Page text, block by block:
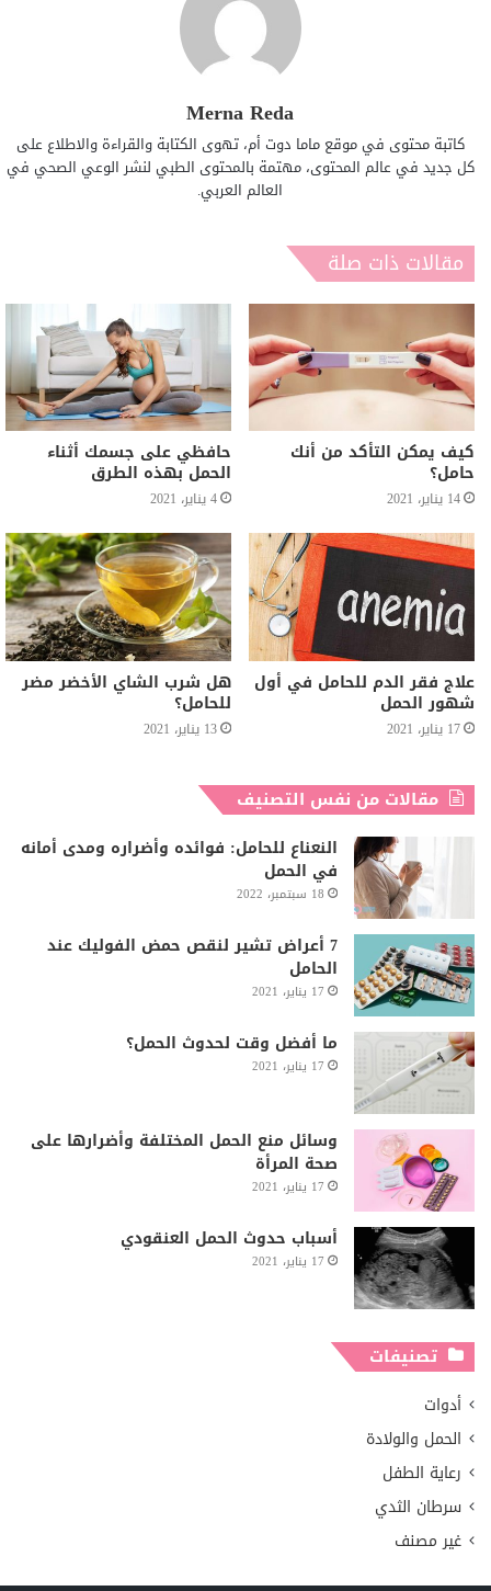
Merna Reda
كاتبة محتوى في موقع ماما دوت أم، تهوى الكتابة والقراءة والاطلاع على
كل جديد في عالم المحتوى، مهتمة بالمحتوى الطبي لنشر الوعي الصحي في
العالم العربي.
مقالات ذات صلة
كيف يمكن التأكد من أنك
حامل؟
14 يناير، 2021
حافظي على جسمك أثناء
الحمل بهذه الطرق
4 يناير، 2021
علاج فقر الدم للحامل في أول
شهور الحمل
17 يناير، 2021
هل شرب الشاي الأخضر مضر
للحامل؟
13 يناير، 2021
مقالات من نفس التصنيف
النعناع للحامل: فوائده وأضراره ومدى أمانه
في الحمل
18 سبتمبر، 2022
7 أعراض تشير لنقص حمض الفوليك عند
الحامل
17 يناير، 2021
ما أفضل وقت لحدوث الحمل؟
17 يناير، 2021
وسائل منع الحمل المختلفة وأضرارها على
صحة المرأة
17 يناير، 2021
أسباب حدوث الحمل العنقودي
17 يناير، 2021
تصنيفات
أدوات
الحمل والولادة
رعاية الطفل
سرطان الثدي
غير مصنف